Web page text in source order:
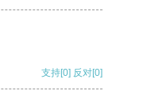
支持[0] 反对[0]